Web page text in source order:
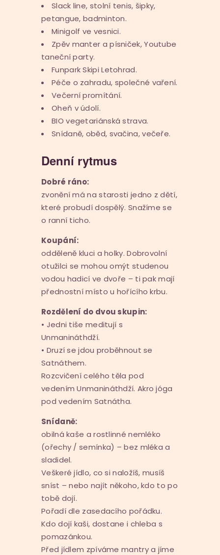
Slack line, stolní tenis, šipky,
petangue, badminton.
Minigolf ve vesnici.
Zpěv manter a písniček, Youtube
taneční party.
Funpark Skipi Letohrad.
Péče o zahradu, společné vaření.
Večerní promítání.
Oheň v údolí.
BIO vegetariánská strava.
Snídaně, oběd, svačina, večeře.
Denní rytmus
Dobré ráno:
zvonění má na starosti jedno z dětí,
které probudí dospělý. Snažíme se
o ranní ticho.
Koupání:
odděleně kluci a holky. Dobrovolní
otužilci se mohou omýt studenou
vodou hadicí ve dvoře – ti pak mají
přednostní místo u hořícího krbu.
Rozdělení do dvou skupin:
• Jedni tiše meditují s
Unmanináthdží.
• Druzí se jdou proběhnout se
Satnáthem.
Rozcvičení celého těla pod
vedením Unmanináthdží. Akro jóga
pod vedením Satnátha.
Snídaně:
obilná kaše a rostlinné nemléko
(ořechy / semínka) – bez mléka a
sladidel.
Veškeré jídlo, co si naložíš, musíš
sníst – nebo najít někoho, kdo to po
tobě dojí.
Pořadí dle zasedacího pořádku.
Kdo dojí kaši, dostane i chleba s
pomazánkou.
Před jídlem zpíváme mantry a jíme